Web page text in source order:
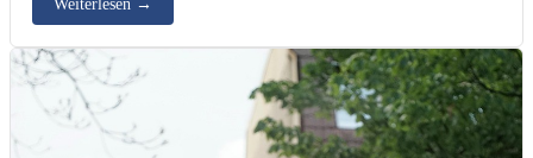
Weiterlesen →